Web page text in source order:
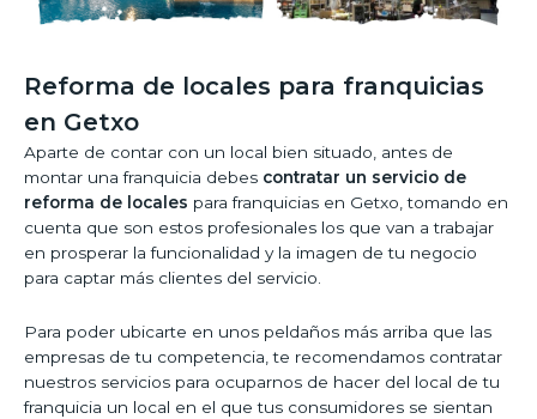
Reforma de locales para franquicias
en Getxo
Aparte de contar con un local bien situado, antes de
montar una franquicia debes contratar un servicio de
reforma de locales para franquicias en Getxo, tomando en
cuenta que son estos profesionales los que van a trabajar
en prosperar la funcionalidad y la imagen de tu negocio
para captar más clientes del servicio.
Para poder ubicarte en unos peldaños más arriba que las
empresas de tu competencia, te recomendamos contratar
nuestros servicios para ocuparnos de hacer del local de tu
franquicia un local en el que tus consumidores se sientan